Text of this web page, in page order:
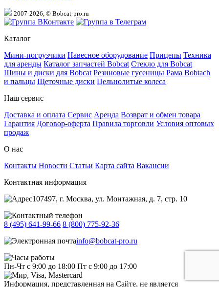
2007-2026, © Bobcat-pro.ru
Каталог
Мини-погрузчики Навесное оборудование Прицепы Техника
для аренды Каталог запчастей Bobcat Стекло для Bobcat
Шины и диски для Bobcat Резиновые гусеницы Рама Bobtach
и пальцы Щеточные диски Цельнолитые колеса
Наш сервис
Доставка и оплата Сервис Аренда Возврат и обмен товара
Гарантия Договор-оферта Правила торговли Условия оптовых
продаж
О нас
Контакты Новости Статьи Карта сайта Вакансии
Контактная информация
107497, г. Москва, ул. Монтажная, д. 7, стр. 10
8 (495) 641-99-66 8 (800) 775-92-36
info@bobcat-pro.ru
Пн-Чт с 9:00 до 18:00 Пт с 9:00 до 17:00
Информация, представленная на Сайте, не является